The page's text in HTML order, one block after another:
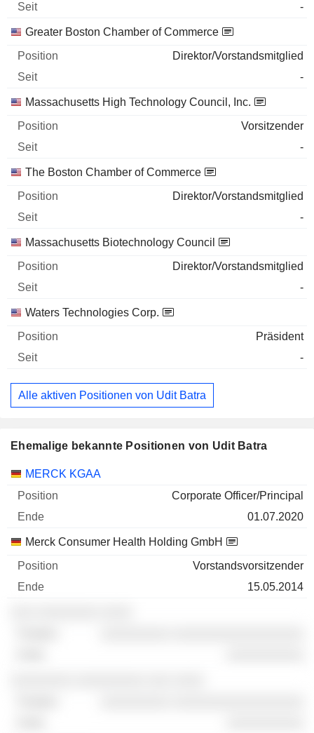
-
Greater Boston Chamber of Commerce
Direktor/Vorstandsmitglied
-
Massachusetts High Technology Council, Inc.
Vorsitzender
-
The Boston Chamber of Commerce
Direktor/Vorstandsmitglied
-
Massachusetts Biotechnology Council
Direktor/Vorstandsmitglied
-
Waters Technologies Corp.
Präsident
-
Alle aktiven Positionen von Udit Batra
Ehemalige bekannte Positionen von Udit Batra
Unternehmen Position
MERCK KGAA
Corporate Officer/Principal
01.07.2020
Merck Consumer Health Holding GmbH
Vorstandsvorsitzender
15.05.2014